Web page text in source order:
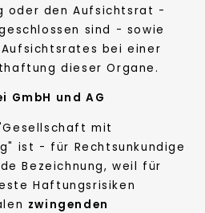
oder den Aufsichtsrat -
sind - sowie
bei einer
dieser Organe.
GmbH und AG
mit
ist - für Rechtsunkundige
Bezeichnung, weil für
Haftungsrisiken
zwingenden